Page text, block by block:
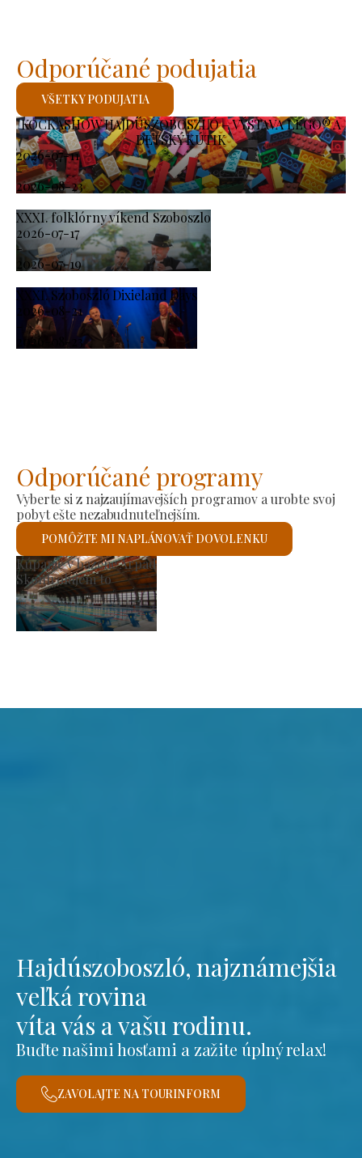
KOCKASHOW HAJDÚSZOBOSZLÓ – VÝSTAVA LEGO® A
DETSKÝ KÚTIK
2026-07-11
-
2026-08-23
XXXI. folklórny víkend Szoboszlo
2026-07-17
-
2026-07-19
XXXI. Szoboszló Dixieland Days
2026-08-21
-
2026-08-23
Odporúčané podujatia
VŠETKY PODUJATIA
Odporúčané programy
Vyberte si z najzaujímavejších programov a urobte svoj
pobyt ešte nezabudnuteľnejším.
POMÔŽTE MI NAPLÁNOVAŤ DOVOLENKU
to
Hajdúszoboszló, najznámejšia
veľká rovina
víta vás a vašu rodinu.
Buďte našimi hosťami a zažite úplný relax!
ZAVOLAJTE NA TOURINFORM